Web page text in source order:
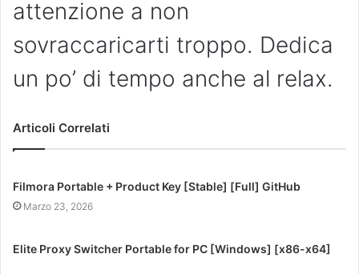
attenzione a non
sovraccaricarti troppo. Dedica
un po’ di tempo anche al relax.
Articoli Correlati
Filmora Portable + Product Key [Stable] [Full] GitHub
Marzo 23, 2026
Elite Proxy Switcher Portable for PC [Windows] [x86-x64]